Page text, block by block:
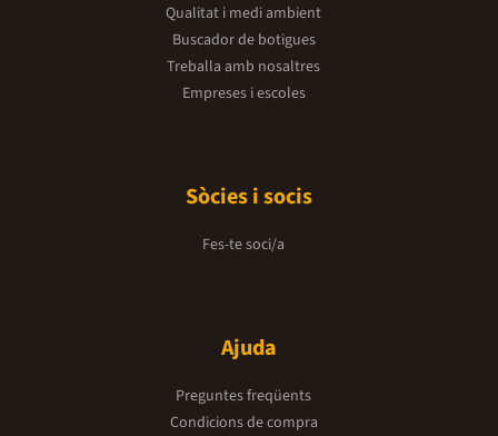
Qualitat i medi ambient
Buscador de botigues
Treballa amb nosaltres
Empreses i escoles
Sòcies i socis
Fes-te soci/a
Ajuda
Preguntes freqüents
Condicions de compra